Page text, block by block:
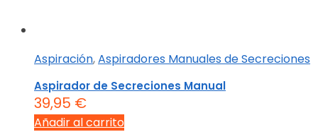
Aspiración,Aspiradores Manuales de Secreciones
Aspirador de Secreciones Manual
39,95 €
Añadir al carrito